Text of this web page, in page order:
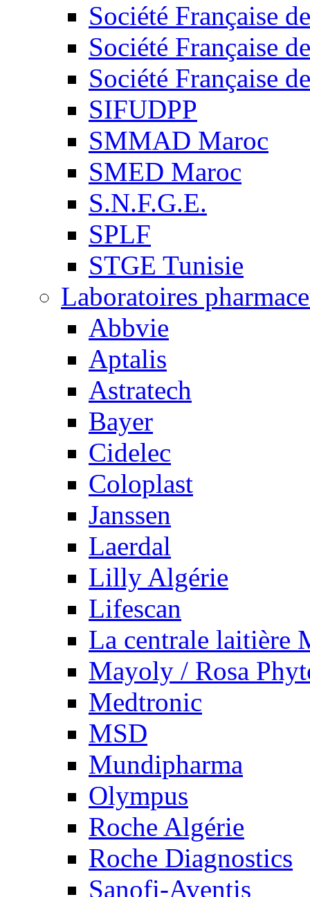
Société Française
Société Française
Société Française
SIFUDPP
SMMAD Maroc
SMED Maroc
S.N.F.G.E.
SPLF
STGE Tunisie
Laboratoires
Abbvie
Aptalis
Astratech
Bayer
Cidelec
Coloplast
Janssen
Laerdal
Lilly Algérie
Lifescan
La centrale laitière
Mayoly / Rosa
Medtronic
MSD
Mundipharma
Olympus
Roche Algérie
Roche Diagnostics
Sanofi-Aventis